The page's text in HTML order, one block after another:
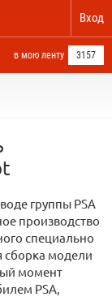
Вход
в мою ленту 3157
группы PSA
производство
специально
сборка модели
момент
PSA,